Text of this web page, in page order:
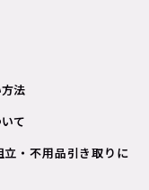
法
て
立・不用品引き取りに